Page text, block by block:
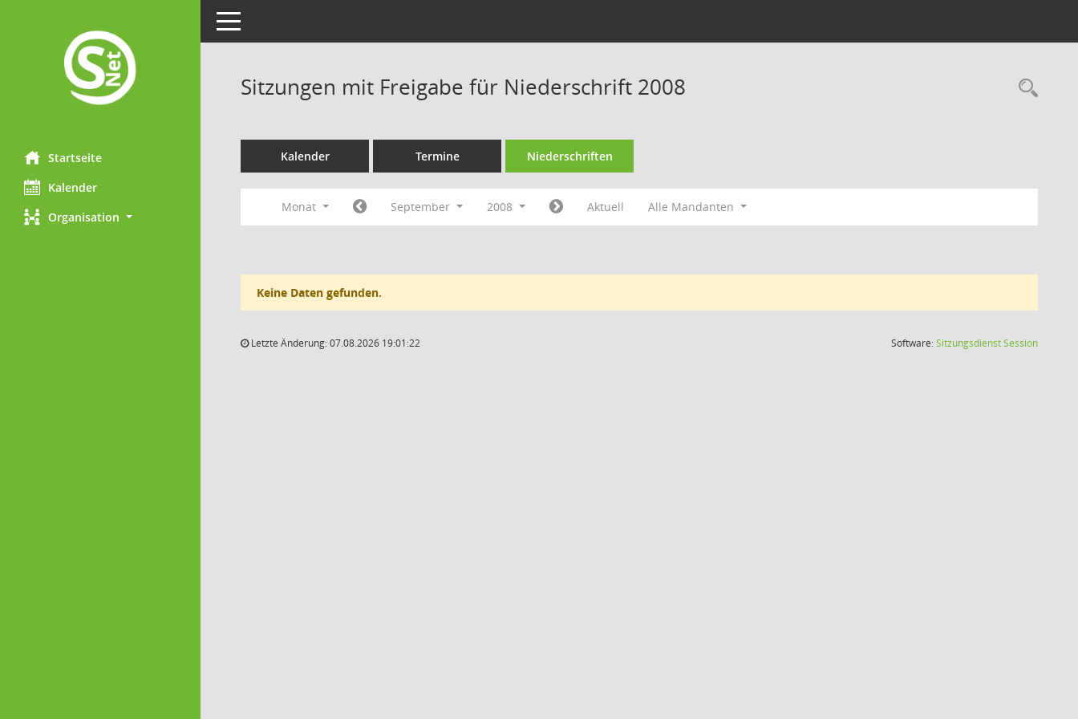
Startseite
Kalender
Organisation
Toggle navigation
Sitzungen mit Freigabe für Niederschrift 2008
Kalender Termine Niederschriften
Monat September 2008 Aktuell Alle Mandanten
Keine Daten gefunden.
Letzte Änderung: 07.08.2026 19:01:22 Software:SitzungsdienstSession(Wird in